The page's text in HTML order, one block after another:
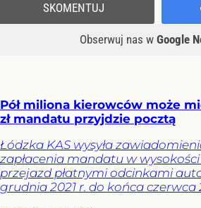
Obserwuj nas w Google
SKOMENTUJ
Pół miliona kierowców może
zł mandatu przyjdzie pocztą
Łódzka KAS wysyła
zapłacenia mandatu w wysokości
przejazd płatnymi odcinkami
grudnia 2021 r. do końca czerwca